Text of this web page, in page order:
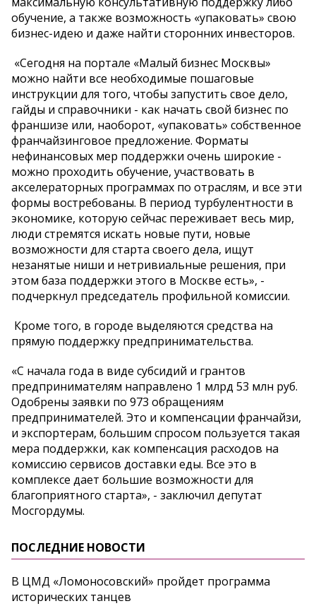
обучение, а также возможность «упаковать» свою
бизнес-идею и даже найти сторонних инвесторов.
«Сегодня на портале «Малый бизнес Москвы»
можно найти все необходимые пошаговые
инструкции для того, чтобы запустить свое дело,
гайды и справочники - как начать свой бизнес по
франшизе или, наоборот, «упаковать» собственное
франчайзинговое предложение. Форматы
нефинансовых мер поддержки очень широкие -
можно проходить обучение, участвовать в
акселераторных программах по отраслям, и все эти
формы востребованы. В период турбулентности в
экономике, которую сейчас переживает весь мир,
люди стремятся искать новые пути, новые
возможности для старта своего дела, ищут
незанятые ниши и нетривиальные решения, при
этом база поддержки этого в Москве есть», -
подчеркнул председатель профильной комиссии.
Кроме того, в городе выделяются средства на
прямую поддержку предпринимательства.
«С начала года в виде субсидий и грантов
предпринимателям направлено 1 млрд 53 млн руб.
Одобрены заявки по 973 обращениям
предпринимателей. Это и компенсации франчайзи,
и экспортерам, большим спросом пользуется такая
мера поддержки, как компенсация расходов на
комиссию сервисов доставки еды. Все это в
комплексе дает большие возможности для
благоприятного старта», - заключил депутат
Мосгордумы.
ПОСЛЕДНИЕ НОВОСТИ
В ЦМД «Ломоносовский» пройдет программа
исторических танцев